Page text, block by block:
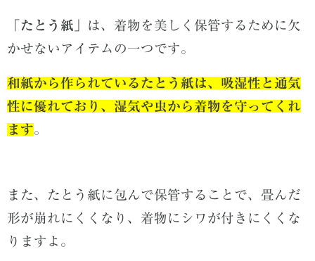
「たとう紙」
は、着物を美しく保管するために欠
かせないアイテムの一つです。
和紙から作られているたとう紙は、吸湿性と通気
性に優れており、湿気や虫から着物を守ってくれ
ます。
また、たとう紙に包んで保管することで、畳んだ
形が崩れにくくなり、着物にシワが付きにくくな
りますよ。